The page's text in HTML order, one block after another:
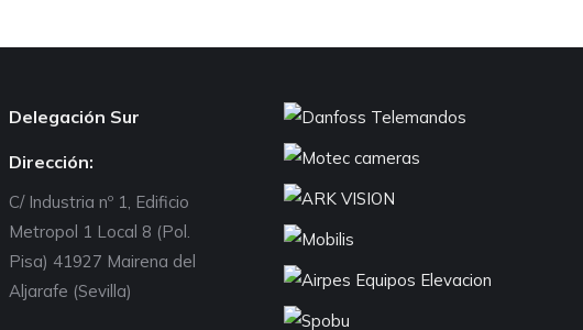
Delegación Sur
Dirección:
C/ Industria nº 1, Edificio
Metropol 1 Local 8 (Pol.
Pisa) 41927 Mairena del
Aljarafe (Sevilla)